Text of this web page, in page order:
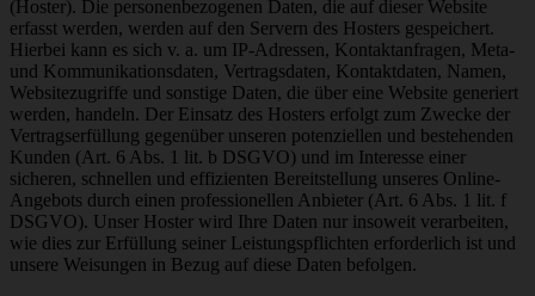
(Hoster). Die personenbezogenen Daten, die auf dieser Website
erfasst werden, werden auf den Servern des Hosters gespeichert.
Hierbei kann es sich v. a. um IP-Adressen, Kontaktanfragen, Meta-
und Kommunikationsdaten, Vertragsdaten, Kontaktdaten, Namen,
Websitezugriffe und sonstige Daten, die über eine Website generiert
werden, handeln. Der Einsatz des Hosters erfolgt zum Zwecke der
Vertragserfüllung gegenüber unseren potenziellen und bestehenden
Kunden (Art. 6 Abs. 1 lit. b DSGVO) und im Interesse einer
sicheren, schnellen und effizienten Bereitstellung unseres Online-
Angebots durch einen professionellen Anbieter (Art. 6 Abs. 1 lit. f
DSGVO). Unser Hoster wird Ihre Daten nur insoweit verarbeiten,
wie dies zur Erfüllung seiner Leistungspflichten erforderlich ist und
unsere Weisungen in Bezug auf diese Daten befolgen.